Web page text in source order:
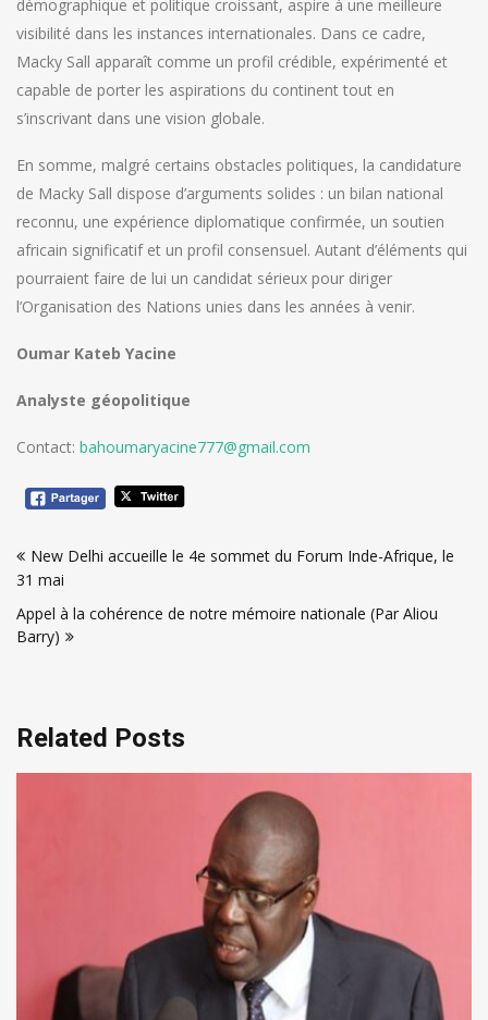
démographique et politique croissant, aspire à une meilleure
visibilité dans les instances internationales. Dans ce cadre,
Macky Sall apparaît comme un profil crédible, expérimenté et
capable de porter les aspirations du continent tout en
s’inscrivant dans une vision globale.
En somme, malgré certains obstacles politiques, la candidature
de Macky Sall dispose d’arguments solides : un bilan national
reconnu, une expérience diplomatique confirmée, un soutien
africain significatif et un profil consensuel. Autant d’éléments qui
pourraient faire de lui un candidat sérieux pour diriger
l’Organisation des Nations unies dans les années à venir.
Oumar Kateb Yacine
Analyste géopolitique
Contact: bahoumaryacine777@gmail.com
de
l’article
New Delhi accueille le 4e sommet du Forum Inde-Afrique, le
31 mai
Appel à la cohérence de notre mémoire nationale (Par Aliou
Barry)
Related Posts